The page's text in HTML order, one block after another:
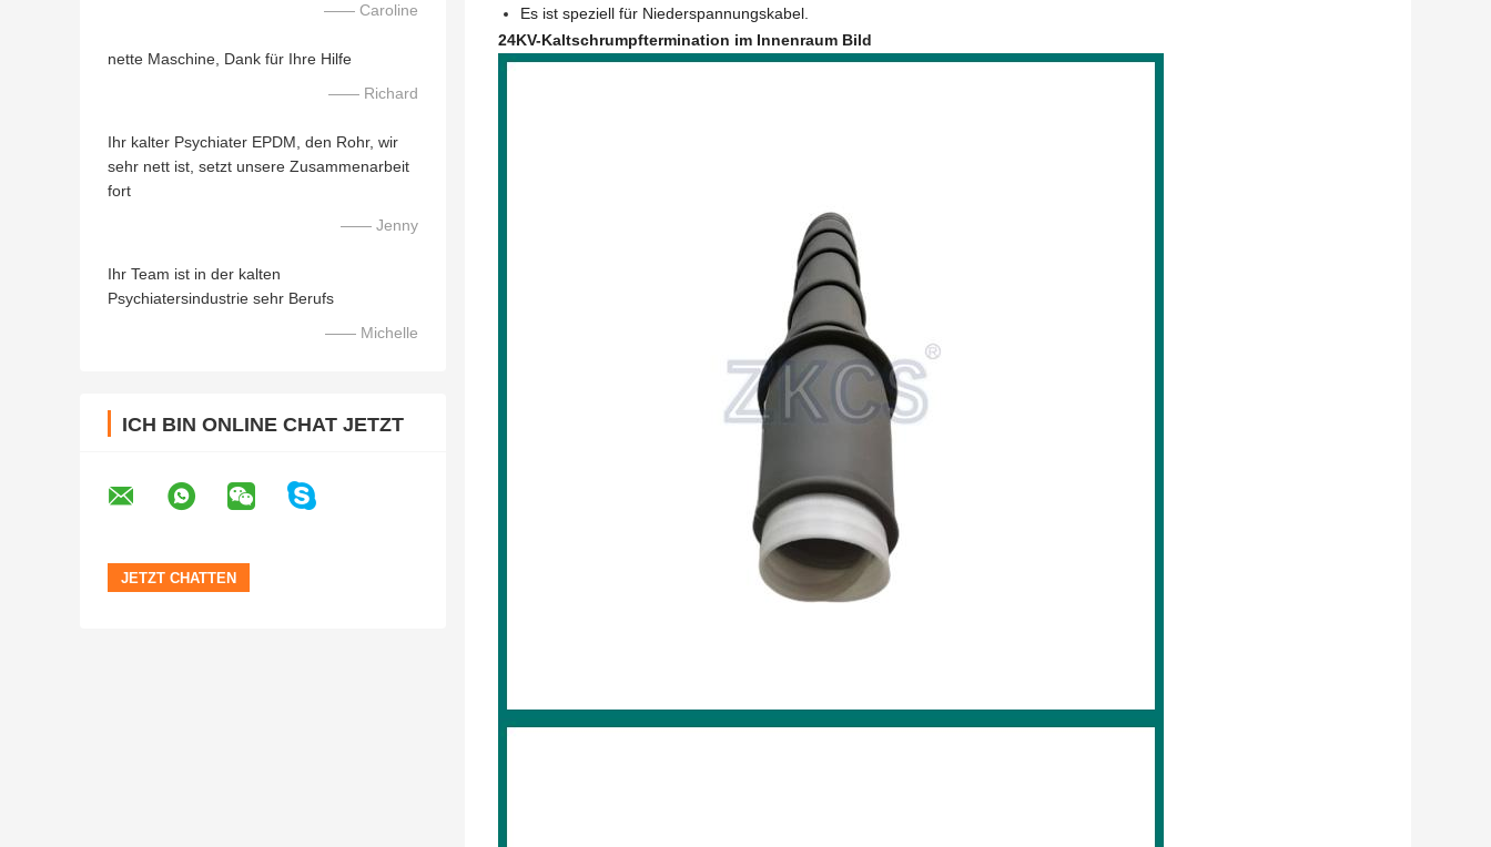
—— Caroline
nette Maschine, Dank für Ihre Hilfe
—— Richard
Ihr kalter Psychiater EPDM, den Rohr, wir
sehr nett ist, setzt unsere Zusammenarbeit
fort
—— Jenny
Ihr Team ist in der kalten
Psychiatersindustrie sehr Berufs
—— Michelle
ICH BIN ONLINE CHAT JETZT
Es ist speziell für Niederspannungskabel.
24KV-Kaltschrumpftermination im Innenraum Bild